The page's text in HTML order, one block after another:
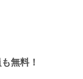
無料！